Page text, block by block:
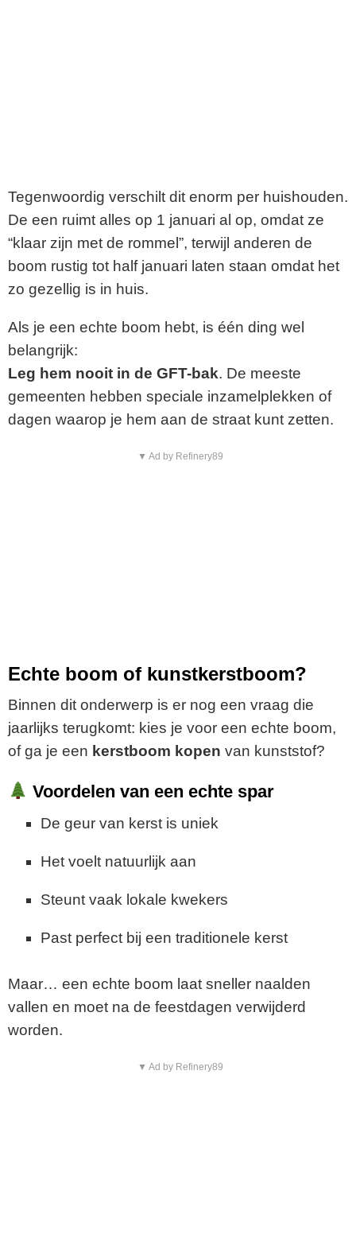
Tegenwoordig verschilt dit enorm per huishouden.
De een ruimt alles op 1 januari al op, omdat ze
“klaar zijn met de rommel”, terwijl anderen de
boom rustig tot half januari laten staan omdat het
zo gezellig is in huis.
Als je een echte boom hebt, is één ding wel
belangrijk:
Leg hem nooit in de GFT-bak. De meeste
gemeenten hebben speciale inzamelplekken of
dagen waarop je hem aan de straat kunt zetten.
▼ Ad by Refinery89
Echte boom of kunstkerstboom?
Binnen dit onderwerp is er nog een vraag die
jaarlijks terugkomt: kies je voor een echte boom,
of ga je een kerstboom kopen van kunststof?
Voordelen van een echte spar
De geur van kerst is uniek
Het voelt natuurlijk aan
Steunt vaak lokale kwekers
Past perfect bij een traditionele kerst
Maar… een echte boom laat sneller naalden
vallen en moet na de feestdagen verwijderd
worden.
▼ Ad by Refinery89